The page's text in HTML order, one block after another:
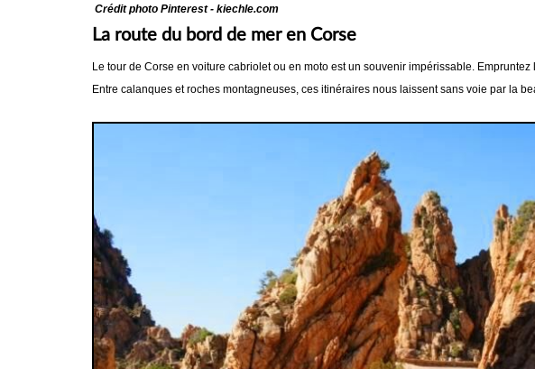
Crédit photo Pinterest - kiechle.com
La route du bord de mer en Corse
Le tour de Corse en voiture cabriolet ou en moto est un souvenir impérissable. Empruntez
Entre calanques et roches montagneuses, ces itinéraires nous laissent sans voie par la